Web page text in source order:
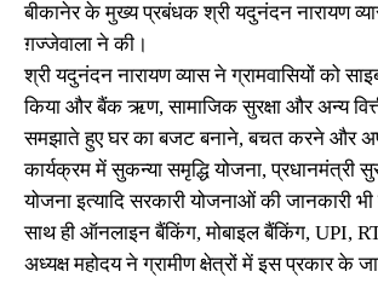
बीकानेर के मुख्य प्रबंधक श्री यदुनंदन नारायण
ग़ज्जेवाला ने की।
श्री यदुनंदन नारायण व्यास ने ग्रामवासियों को
किया और बैंक ऋण, सामाजिक सुरक्षा और अन्य
समझाते हुए घर का बजट बनाने, बचत करने और
कार्यक्रम में सुकन्या समृद्धि योजना, प्रधानमंत्री
योजना इत्यादि सरकारी योजनाओं की जानकारी भी
साथ ही ऑनलाइन बैंकिंग, मोबाइल बैंकिंग, UPI,
अध्यक्ष महोदय ने ग्रामीण क्षेत्रों में इस प्रकार